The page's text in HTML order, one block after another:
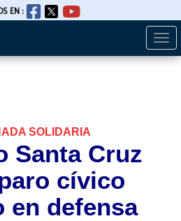
EN :
SOLIDARIA
Santa Cruz
cívico
en defensa